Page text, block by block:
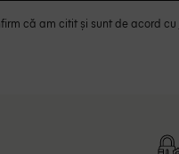
că am citit și sunt de acord cu